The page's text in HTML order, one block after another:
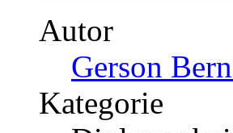
Autor
Gerson
Kategorie